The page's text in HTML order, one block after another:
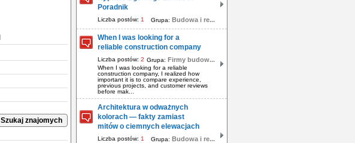
Poradnik
Liczba postów: 1 Grupa: Budowa i re...
When I was looking for a
reliable construction company
Liczba postów: 2 Grupa: Firmy budow...
When I was looking for a reliable
construction company, I realized how
important it is to compare experience,
previous projects, and customer reviews
before mak...
Architektura w odważnych
kolorach — fakty zamiast
mitów o ciemnych elewacjach
Liczba postów: 1 Grupa: Budowa i re...